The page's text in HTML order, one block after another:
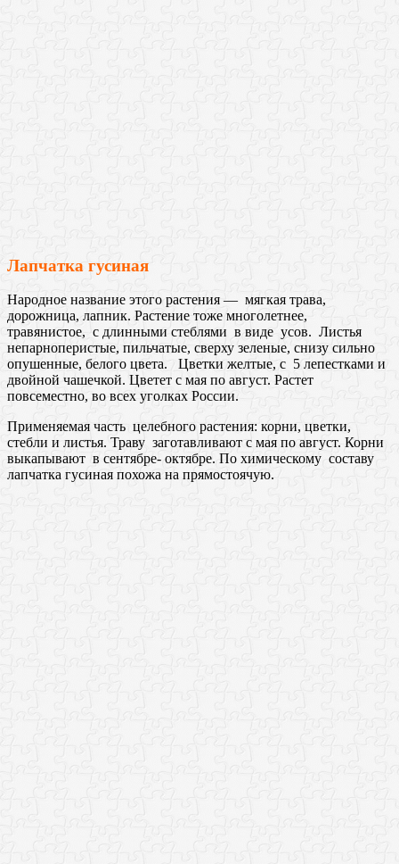
Лапчатка гусиная
Народное название этого растения — мягкая трава,
дорожница, лапник. Растение тоже многолетнее,
травянистое, с длинными стеблями в виде усов. Листья
непарноперистые, пильчатые, сверху зеленые, снизу сильно
опушенные, белого цвета. Цветки желтые, с 5 лепестками и
двойной чашечкой. Цветет с мая по август. Растет
повсеместно, во всех уголках России.
Применяемая часть целебного растения: корни, цветки,
стебли и листья. Траву заготавливают с мая по август. Корни
выкапывают в сентябре- октябре. По химическому составу
лапчатка гусиная похожа на прямостоячую.